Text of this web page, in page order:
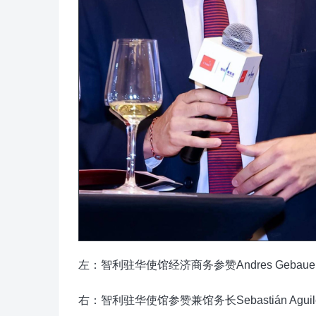
左：智利驻华使馆经济商务参赞Andres
右：智利驻华使馆参赞兼馆务长Sebastián